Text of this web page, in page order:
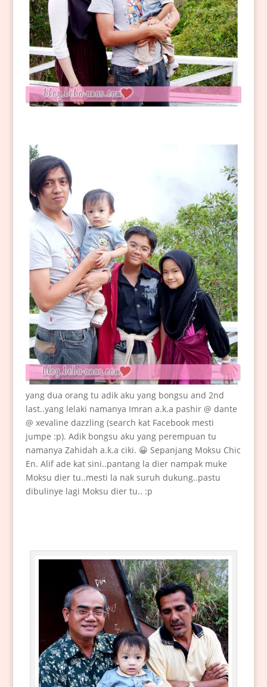
yang dua orang tu adik aku yang bongsu and 2nd
last..yang lelaki namanya Imran a.k.a pashir @ dante
@ xevaline dazzling (search kat Facebook mesti
jumpe :p). Adik bongsu aku yang perempuan tu
namanya Zahidah a.k.a ciki. 😀 Sepanjang Moksu Chic
En. Alif ade kat sini..pantang la dier nampak muke
Moksu dier tu..mesti la nak suruh dukung..pastu
dibulinye lagi Moksu dier tu.. :p